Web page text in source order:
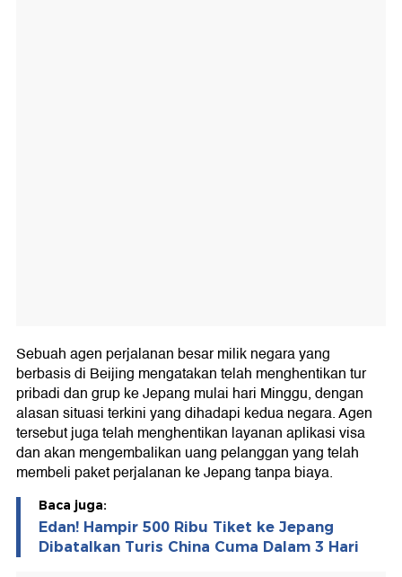
Sebuah agen perjalanan besar milik negara yang
berbasis di Beijing mengatakan telah menghentikan tur
pribadi dan grup ke Jepang mulai hari Minggu, dengan
alasan situasi terkini yang dihadapi kedua negara. Agen
tersebut juga telah menghentikan layanan aplikasi visa
dan akan mengembalikan uang pelanggan yang telah
membeli paket perjalanan ke Jepang tanpa biaya.
Baca juga:
Edan! Hampir 500 Ribu Tiket ke Jepang
Dibatalkan Turis China Cuma Dalam 3 Hari